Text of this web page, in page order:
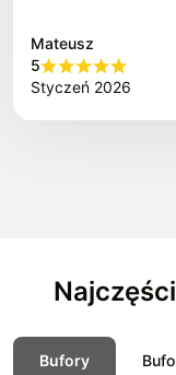
Mateusz
5
Styczeń 2026
Bufory